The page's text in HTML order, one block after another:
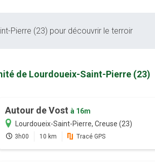
Pierre (23) pour découvrir le terroir
de Lourdoueix-Saint-Pierre (23)
Autour de Vost à 16m
Lourdoueix-Saint-Pierre, Creuse (23)
3h00 10 km Tracé GPS